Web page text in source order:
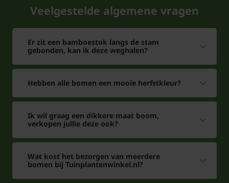
Veelgestelde algemene vragen
Er zit een bamboestok langs de stam
gebonden, kan ik deze weghalen?
Hebben alle bomen een mooie herfstkleur?
Ik wil graag een dikkere maat boom,
verkopen jullie deze ook?
Wat kost het bezorgen van meerdere
bomen bij Tuinplantenwinkel.nl?